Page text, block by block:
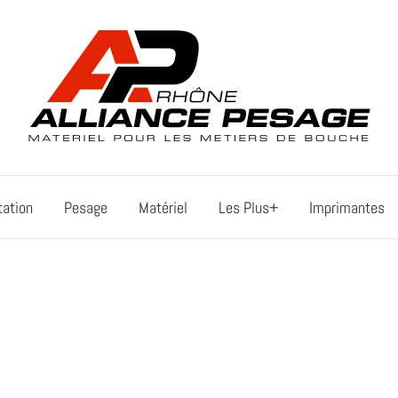
Pesage Matériel Les Plus+ Imprimantes